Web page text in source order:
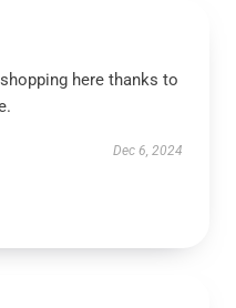
here thanks to
Dec 6, 2024